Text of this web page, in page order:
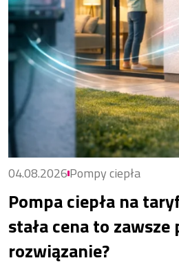
04.08.2026Pompy ciepła
Pompa ciepła na
stała cena to
rozwiązanie?